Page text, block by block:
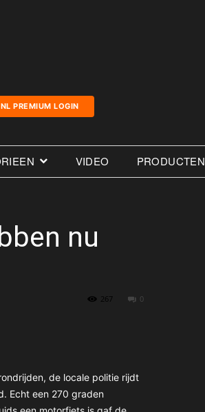
PREMIUM LOGIN
VIDEO PRODUCTEN
nu
0
267
de locale politie rijdt
Echt een 270 graden